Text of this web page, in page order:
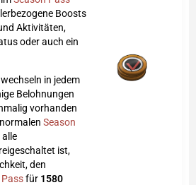
Boosts
Aktivitäten,
oder auch ein
in jedem
Belohnungen
vorhanden
Season
alle
ist,
den
für 1580